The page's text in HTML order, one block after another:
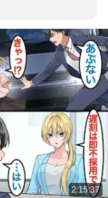
2:15:37